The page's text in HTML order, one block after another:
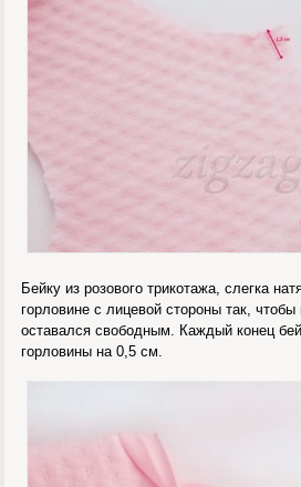
Бейку из розового трикотажа, слегка
горловине с лицевой стороны так, чтобы
оставался свободным. Каждый конец
горловины на 0,5 см.